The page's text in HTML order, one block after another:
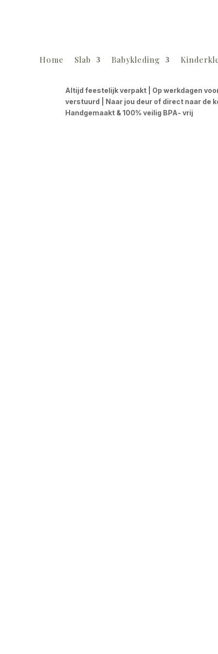
Home Slab Babykleding
Altijd feestelijk verpakt | Op werkdagen
verstuurd | Naar jou deur of direct naar de
Handgemaakt & 100% veilig BPA- vrij